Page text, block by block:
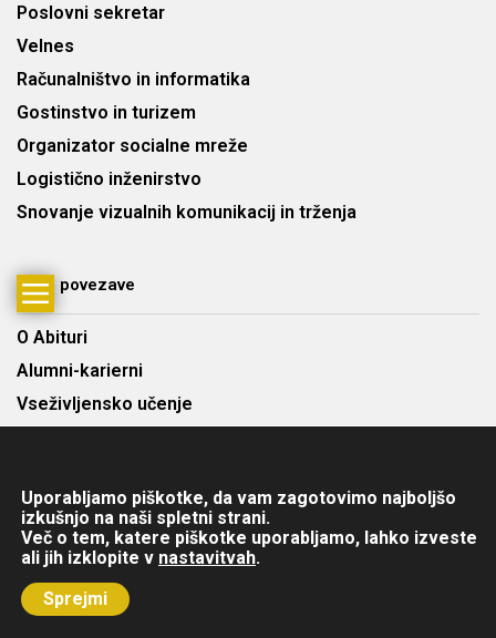
Poslovni sekretar
Velnes
Računalništvo in informatika
Gostinstvo in turizem
Organizator socialne mreže
Logistično inženirstvo
Snovanje vizualnih komunikacij in trženja
Hitre povezave
O Abituri
Alumni-karierni
Vseživljensko učenje
Kontakt
Copyright © 2025 Abitura d.o.o. Višja strokovna šola. Vse pravice
pridržane.
Uporabljamo piškotke, da vam zagotovimo najboljšo
izkušnjo na naši spletni strani.
Več o tem, katere piškotke uporabljamo, lahko izveste
ali jih izklopite v nastavitvah.
Sprejmi